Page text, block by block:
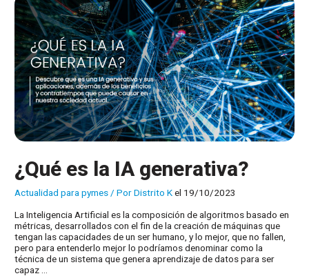
y
la
factura
electrónica?
¿Qué es la IA generativa?
Actualidad para pymes / PorDistrito Kel 19/10/2023
La Inteligencia Artificial es la composición de algoritmos basado en
métricas, desarrollados con el fin de la creación de máquinas que
tengan las capacidades de un ser humano, y lo mejor, que no fallen,
pero para entenderlo mejor lo podríamos denominar como la
técnica de un sistema que genera aprendizaje de datos para ser
capaz …